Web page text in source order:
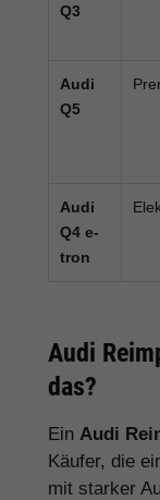
Q3
Audi
Q5
Audi
Q4 e-
tron
Audi
das?
Ein Audi
Käufer, die
mit starker